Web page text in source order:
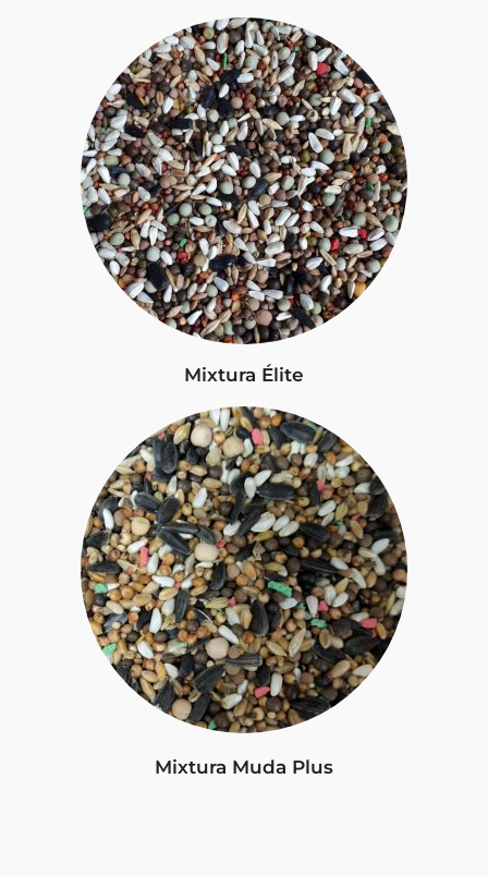
Mixtura Élite
Mixtura Muda Plus